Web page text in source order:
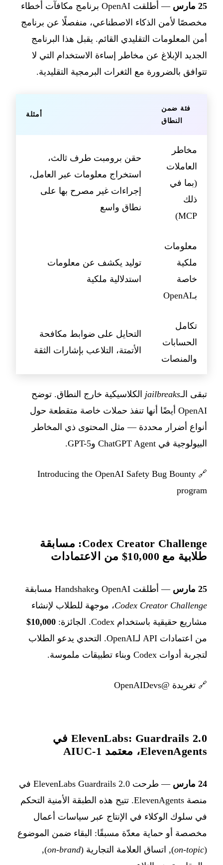
25 مارس
— أطلقت OpenAI برنامج مكافآت أخطاء
مخصصًا لأمن الذكاء الاصطناعي، منفصلًا عن برنامج
أمن المعلومات التقليدي القائم. يقبل هذا البرنامج
الجديد الإبلاغ عن مخاطر إساءة الاستخدام التي لا
تتوافق بالضرورة مع الثغرات البرمجية التقليدية.
فئة ضمن
النطاق
أمثلة
مخاطر
العاملات
(بما في
ذلك
MCP)
حقن برومبت طرف ثالث،
استخراج معلومات عبر العامل،
إجراءات غير مصرح بها على
نطاق واسع
معلومات
ملكية
خاصة
بـOpenAI
توليد يكشف عن معلومات
استدلالية ملكية
تكامل
الحسابات
والمنصات
التحايل على ضوابط مكافحة
الأتمتة، التلاعب بإشارات الثقة
تبقى الـjailbreaks الكلاسيكية خارج النطاق. توضح
OpenAI أيضًا أنها تنفذ حملات خاصة متقطعة حول
أنواع أضرار محددة — مثل المحتوى ذي المخاطر
البيولوجية في ChatGPT Agent وGPT-5.
🔗
Introducing the OpenAI Safety Bug Bounty
program
Codex Creator Challenge: مسابقة
طلابية مع 10,000$ من الاعتمادات
25 مارس
— أطلقت OpenAI وHandshake مسابقة
Codex Creator Challenge، موجهة للطلاب لإنشاء
مشاريع حقيقية باستخدام Codex. الجائزة:
10,000$
من اعتمادات API لـOpenAI. التحدي يدعو الطلاب
لتجربة أدوات Codex وبناء تطبيقات ملموسة.
🔗 تغريدة @OpenAIDevs
ElevenLabs: Guardrails 2.0 في
ElevenAgents، معتمد AIUC-1
24 مارس
— طرحت ElevenLabs Guardrails 2.0 في
منصة ElevenAgents. تتيح هذه الطبقة الأمنية التحكم
في سلوك الوكلاء في الإنتاج عبر سياسات أعمال
مخصصة أو حماية معدّة مسبقًا: البقاء ضمن الموضوع
(
on-topic), اتساق العلامة التجارية (on-brand
),